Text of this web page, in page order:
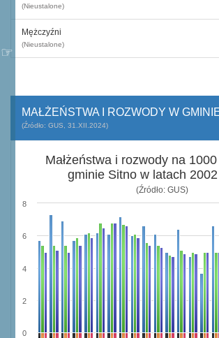
(Nieustalone)
Mężczyźni
(Nieustalone)
MAŁŻEŃSTWA I ROZWODY W
(Źródło: GUS, 31.XII.2024)
Małżeństwa i rozwody na
gminie Sitno w latach
(Źródło: GUS)
0
2
4
6
8